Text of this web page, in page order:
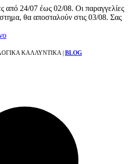
από 24/07 έως 02/08. Οι παραγγελίες
θα αποσταλούν στις 03/08. Σας
ΚΑΛΛΥΝΤΙΚΑ | BLOG